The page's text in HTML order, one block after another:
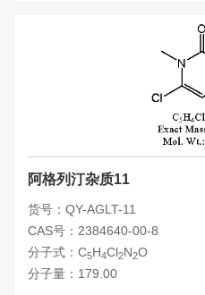
阿格列汀杂质11
货号：QY-AGLT-11
CAS号：2384640-00-8
分子式：C5H4Cl2N2O
分子量：179.00